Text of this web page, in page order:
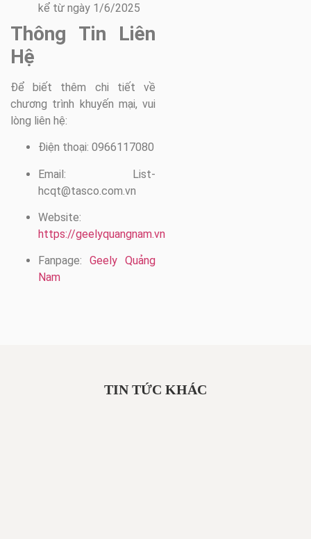
kể từ ngày 1/6/2025
Thông Tin Liên
Hệ
Để biết thêm chi tiết về
chương trình khuyến mại, vui
lòng liên hệ:
Điện thoại: 0966117080
Email: List-
hcqt@tasco.com.vn
Website:
https://geelyquangnam.vn
Fanpage: Geely Quảng
Nam
TIN TỨC KHÁC